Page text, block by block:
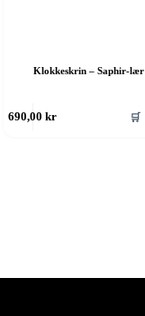
Klokkeskrin – Saphir-lær
690,00kr 🛒